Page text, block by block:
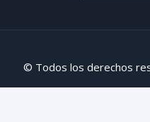
© Todos los derechos